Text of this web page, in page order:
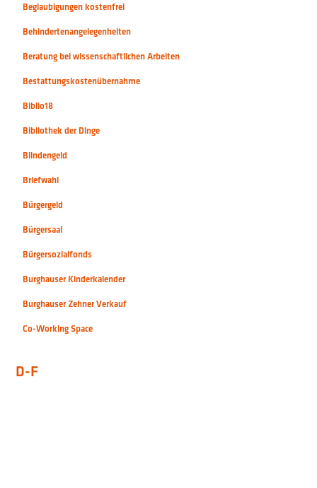
Beglaubigungen kostenfrei
Behindertenangelegenheiten
Beratung bei wissenschaftlichen Arbeiten
Bestattungskostenübernahme
Biblio18
Bibliothek der Dinge
Blindengeld
Briefwahl
Bürgergeld
Bürgersaal
Bürgersozialfonds
Burghauser Kinderkalender
Burghauser Zehner Verkauf
Co-Working Space
D-F